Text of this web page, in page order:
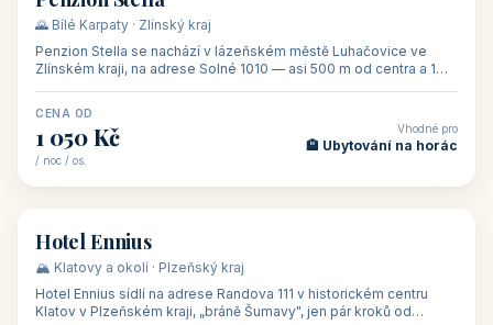
🌄 Bílé Karpaty · Zlínský kraj
Penzion Stella se nachází v lázeňském městě Luhačovice ve
Zlínském kraji, na adrese Solné 1010 — asi 500 m od centra a 1
CENA OD
1 050 Kč
/ noc / os.
Vhodné pro
🏨 Ubytování na horác
🏨 hotel
Hotel Ennius
🏔️ Klatovy a okolí · Plzeňský kraj
Hotel Ennius sídlí na adrese Randova 111 v historickém centru
Klatov v Plzeňském kraji, „bráně Šumavy", jen pár kroků od